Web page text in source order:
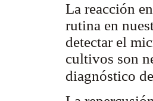
La reacción
rutina en
detectar el
cultivos son
diagnóstico